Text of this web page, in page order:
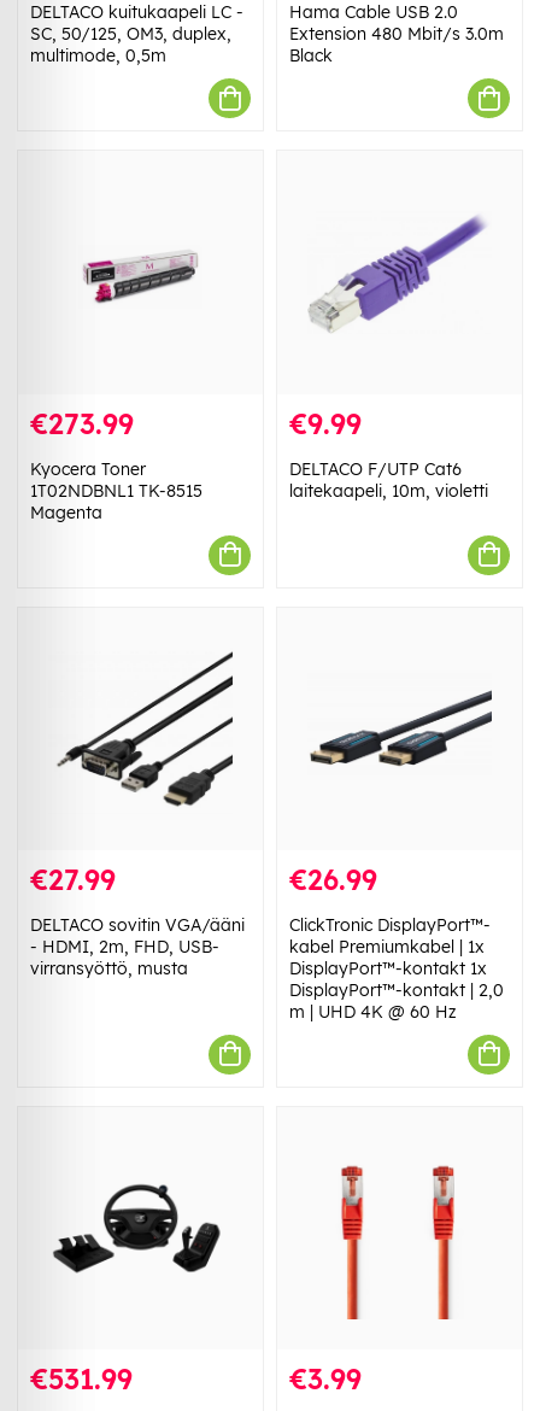
DELTACO kuitukaapeli LC -
SC, 50/125, OM3, duplex,
multimode, 0,5m
Hama Cable USB 2.0
Extension 480 Mbit/s 3.0m
Black
€273.99
Kyocera Toner
1T02NDBNL1 TK-8515
Magenta
€9.99
DELTACO F/UTP Cat6
laitekaapeli, 10m, violetti
€27.99
DELTACO sovitin VGA/ääni
- HDMI, 2m, FHD, USB-
virransyöttö, musta
€26.99
ClickTronic DisplayPort™-
kabel Premiumkabel | 1x
DisplayPort™-kontakt 1x
DisplayPort™-kontakt | 2,0
m | UHD 4K @ 60 Hz
€531.99 €3.99